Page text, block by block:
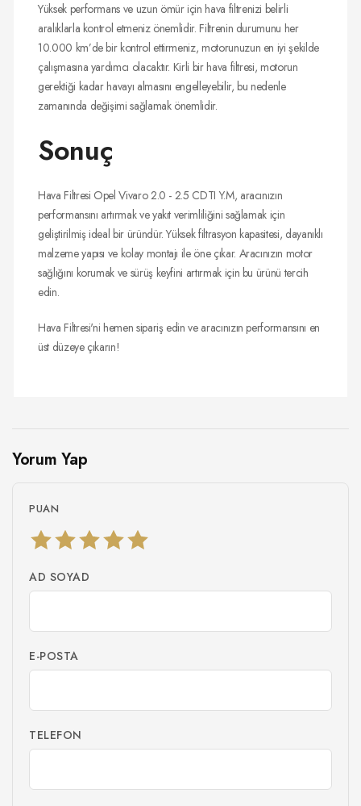
Yüksek performans ve uzun ömür için hava filtrenizi belirli
aralıklarla kontrol etmeniz önemlidir. Filtrenin durumunu her
10.000 km’de bir kontrol ettirmeniz, motorunuzun en iyi şekilde
çalışmasına yardımcı olacaktır. Kirli bir hava filtresi, motorun
gerektiği kadar havayı almasını engelleyebilir, bu nedenle
zamanında değişimi sağlamak önemlidir.
Sonuç
Hava Filtresi Opel Vivaro 2.0 - 2.5 CDTI Y.M, aracınızın
performansını artırmak ve yakıt verimliliğini sağlamak için
geliştirilmiş ideal bir üründür. Yüksek filtrasyon kapasitesi, dayanıklı
malzeme yapısı ve kolay montajı ile öne çıkar. Aracınızın motor
sağlığını korumak ve sürüş keyfini artırmak için bu ürünü tercih
edin.
Hava Filtresi'ni hemen sipariş edin ve aracınızın performansını en
üst düzeye çıkarın!
Yorum Yap
PUAN
AD SOYAD
E-POSTA
TELEFON